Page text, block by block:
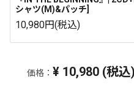
シャツ(M)&パッチ]
10,980円(税込)
価格： ¥ 10,980 (税込)